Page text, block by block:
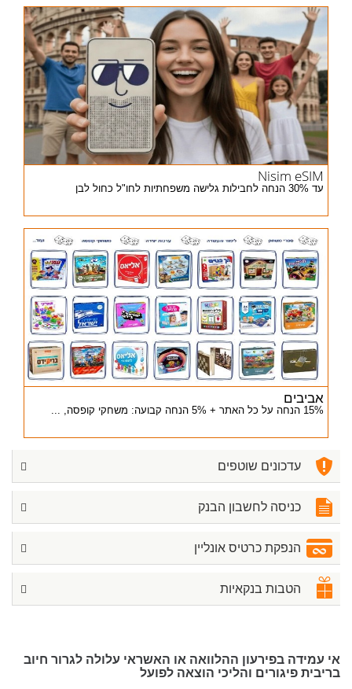
Nisim eSIM
עד 30% הנחה לחבילות גלישה משפחתיות לחו"ל כחול לבן
אביבים
15% הנחה על כל האתר + 5% הנחה קבועה: משחקי קופסה, ...
עדכונים שוטפים
כניסה לחשבון הבנק
הנפקת כרטיס אונליין
הטבות בנקאיות
אי עמידה בפירעון ההלוואה או האשראי עלולה לגרור חיוב
בריבית פיגורים והליכי הוצאה לפועל